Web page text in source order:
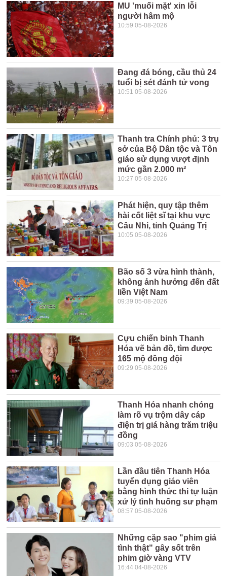
MU 'muối mặt' xin lỗi
người hâm mộ
10:59 05-08-2026
Đang đá bóng, cầu thủ 24
tuổi bị sét đánh tử vong
10:51 05-08-2026
Thanh tra Chính phủ: 3 trụ
sở của Bộ Dân tộc và Tôn
giáo sử dụng vượt định
mức gần 2.000 m²
10:27 05-08-2026
Phát hiện, quy tập thêm
hài cốt liệt sĩ tại khu vực
Câu Nhi, tỉnh Quảng Trị
10:05 05-08-2026
Bão số 3 vừa hình thành,
không ảnh hưởng đến đất
liền Việt Nam
09:39 05-08-2026
Cựu chiến binh Thanh
Hóa vẽ bản đồ, tìm được
165 mộ đồng đội
09:29 05-08-2026
Thanh Hóa nhanh chóng
làm rõ vụ trộm dây cáp
điện trị giá hàng trăm triệu
đồng
09:03 05-08-2026
Lần đầu tiên Thanh Hóa
tuyển dụng giáo viên
bằng hình thức thi tự luận
xử lý tình huống sư phạm
08:57 05-08-2026
Những cặp sao "phim giả
tình thật" gây sốt trên
phim giờ vàng VTV
16:44 04-08-2026